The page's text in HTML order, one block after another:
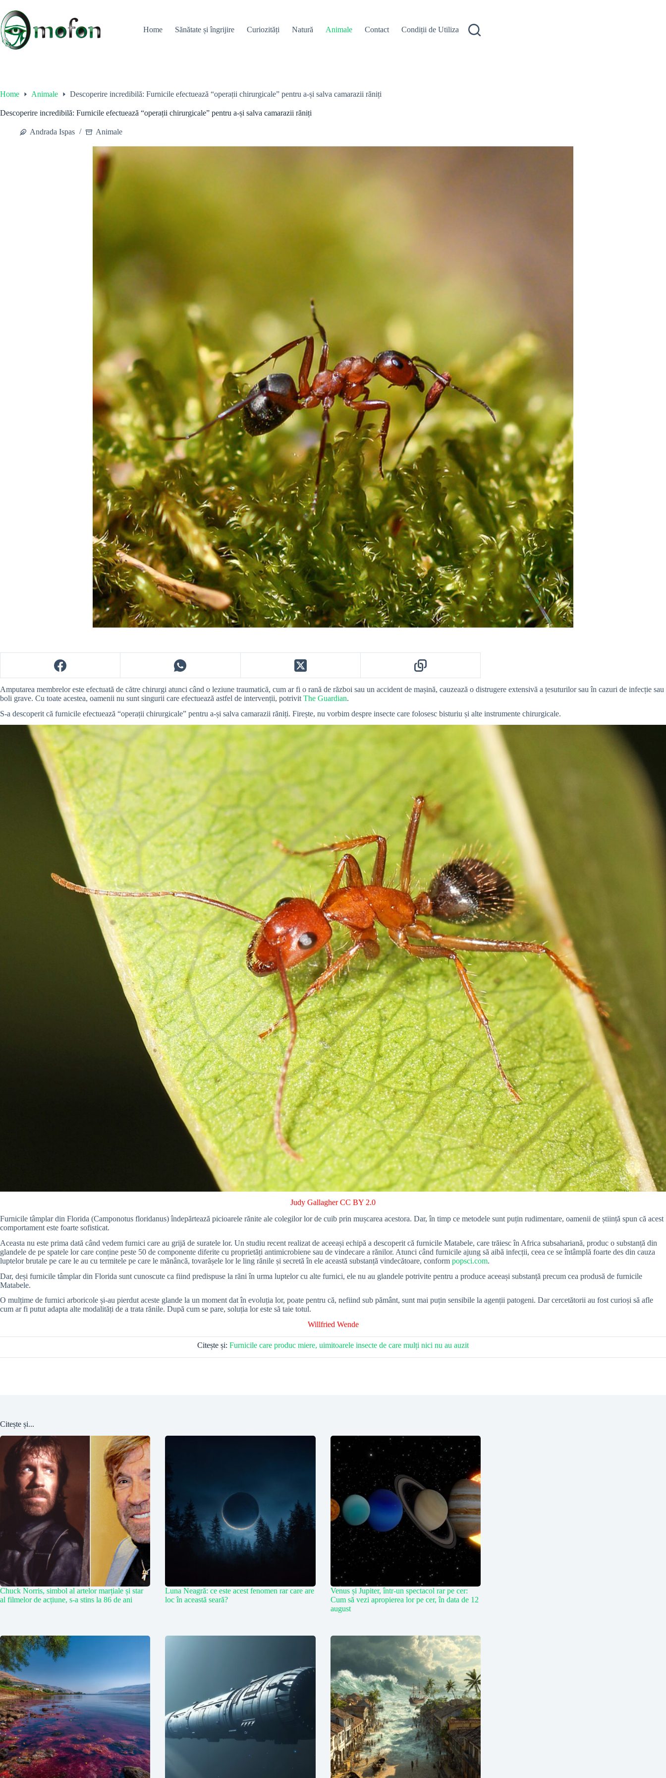
content
Home
Sănătate și îngrijire Curiozități Natură Animale Contact Condiții de Utilizare
Home Animale Descoperire incredibilă: Furnicile efectuează “operații chirurgicale” pentru a-și salva camarazii răniți
Descoperire incredibilă: Furnicile efectuează “operații chirurgicale” pentru a-și salva camarazii răniți
Andrada Ispas Animale
Amputarea membrelor este efectuată de către chirurgi atunci când o leziune traumatică, cum ar fi o rană de război sau un accident de mașină, cauzează o distrugere extensivă a țesuturilor sau în cazuri de infecție sau
boli grave. Cu toate acestea, oamenii nu sunt singurii care efectuează astfel de intervenții, potrivit The Guardian.
S-a descoperit că furnicile efectuează “operații chirurgicale” pentru a-și salva camarazii răniți. Firește, nu vorbim despre insecte care folosesc bisturiu și alte instrumente chirurgicale.
Judy Gallagher CC BY 2.0
Furnicile tâmplar din Florida (Camponotus floridanus) îndepărtează picioarele rănite ale colegilor lor de cuib prin mușcarea acestora. Dar, în timp ce metodele sunt puțin rudimentare, oamenii de știință spun că acest
comportament este foarte sofisticat.
Aceasta nu este prima dată când vedem furnici care au grijă de suratele lor. Un studiu recent realizat de aceeași echipă a descoperit că furnicile Matabele, care trăiesc în Africa subsahariană, produc o substanță din
glandele de pe spatele lor care conține peste 50 de componente diferite cu proprietăți antimicrobiene sau de vindecare a rănilor. Atunci când furnicile ajung să aibă infecții, ceea ce se întâmplă foarte des din cauza
luptelor brutale pe care le au cu termitele pe care le mănâncă, tovarășele lor le ling rănile și secretă în ele această substanță vindecătoare, conform popsci.com.
Dar, deși furnicile tâmplar din Florida sunt cunoscute ca fiind predispuse la răni în urma luptelor cu alte furnici, ele nu au glandele potrivite pentru a produce aceeași substanță precum cea produsă de furnicile
Matabele.
O mulțime de furnici arboricole și-au pierdut aceste glande la un moment dat în evoluția lor, poate pentru că, nefiind sub pământ, sunt mai puțin sensibile la agenții patogeni. Dar cercetătorii au fost curioși să afle
cum ar fi putut adapta alte modalități de a trata rănile. După cum se pare, soluția lor este să taie totul.
Willfried Wende
Citește și: Furnicile care produc miere, uimitoarele insecte de care mulți nici nu au auzit
Citește și...
Chuck Norris, simbol al artelor marțiale și star
al filmelor de acțiune, s-a stins la 86 de ani
Luna Neagră: ce este acest fenomen rar care are
loc în această seară?
Venus și Jupiter, într-un spectacol rar pe cer:
Cum să vezi apropierea lor pe cer, în data de 12
august